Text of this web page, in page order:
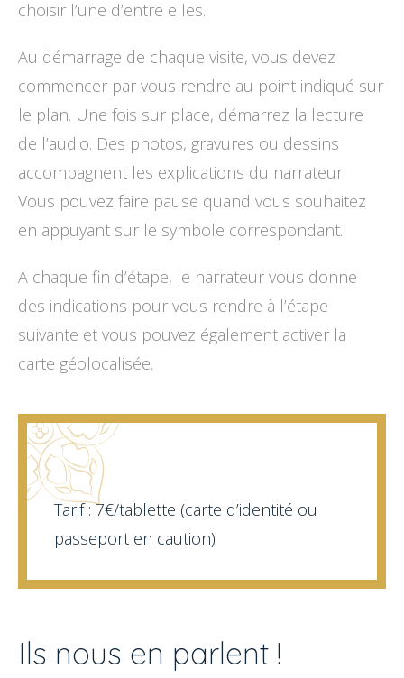
choisir l’une d’entre elles.
Au démarrage de chaque visite, vous devez
commencer par vous rendre au point indiqué sur
le plan. Une fois sur place, démarrez la lecture
de l’audio. Des photos, gravures ou dessins
accompagnent les explications du narrateur.
Vous pouvez faire pause quand vous souhaitez
en appuyant sur le symbole correspondant.
A chaque fin d’étape, le narrateur vous donne
des indications pour vous rendre à l’étape
suivante et vous pouvez également activer la
carte géolocalisée.
Tarif : 7€/tablette (carte d’identité ou
passeport en caution)
Ils nous en parlent !